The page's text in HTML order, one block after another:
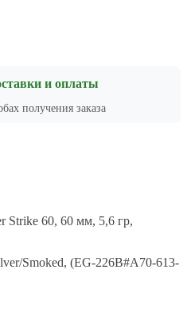
и оплаты
получения заказа
Strike 60, 60 мм, 5,6 гр,
Smoked, (EG-226B#A70-613-